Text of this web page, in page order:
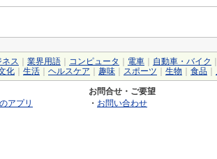
ネス 業界用語 コンピュータ 電車 自動車・バイク
化
生活 ヘルスケア 趣味 スポーツ 生物 食品
アプリ
お問合せ・ご要望
・ お問い合わせ